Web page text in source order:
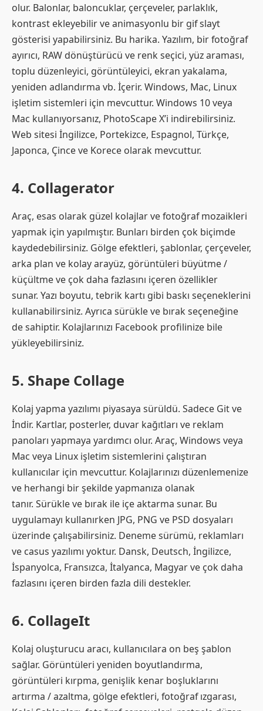
olur. Balonlar, baloncuklar, çerçeveler, parlaklık,
kontrast ekleyebilir ve animasyonlu bir gif slayt
gösterisi yapabilirsiniz. Bu harika. Yazılım, bir fotoğraf
ayırıcı, RAW dönüştürücü ve renk seçici, yüz araması,
toplu düzenleyici, görüntüleyici, ekran yakalama,
yeniden adlandırma vb. İçerir. Windows, Mac, Linux
işletim sistemleri için mevcuttur. Windows 10 veya
Mac kullanıyorsanız, PhotoScape X’i indirebilirsiniz.
Web sitesi İngilizce, Portekizce, Espagnol, Türkçe,
Japonca, Çince ve Korece olarak mevcuttur.
4. Collagerator
Araç, esas olarak güzel kolajlar ve fotoğraf mozaikleri
yapmak için yapılmıştır. Bunları birden çok biçimde
kaydedebilirsiniz. Gölge efektleri, şablonlar, çerçeveler,
arka plan ve kolay arayüz, görüntüleri büyütme /
küçültme ve çok daha fazlasını içeren özellikler
sunar. Yazı boyutu, tebrik kartı gibi baskı seçeneklerini
kullanabilirsiniz. Ayrıca sürükle ve bırak seçeneğine
de sahiptir. Kolajlarınızı Facebook profilinize bile
yükleyebilirsiniz.
5. Shape Collage
Kolaj yapma yazılımı piyasaya sürüldü. Sadece Git ve
İndir. Kartlar, posterler, duvar kağıtları ve reklam
panoları yapmaya yardımcı olur. Araç, Windows veya
Mac veya Linux işletim sistemlerini çalıştıran
kullanıcılar için mevcuttur. Kolajlarınızı düzenlemenize
ve herhangi bir şekilde yapmanıza olanak
tanır. Sürükle ve bırak ile içe aktarma sunar. Bu
uygulamayı kullanırken JPG, PNG ve PSD dosyaları
üzerinde çalışabilirsiniz. Deneme sürümü, reklamları
ve casus yazılımı yoktur. Dansk, Deutsch, İngilizce,
İspanyolca, Fransızca, İtalyanca, Magyar ve çok daha
fazlasını içeren birden fazla dili destekler.
6. CollageIt
Kolaj oluşturucu aracı, kullanıcılara on beş şablon
sağlar. Görüntüleri yeniden boyutlandırma,
görüntüleri kırpma, genişlik kenar boşluklarını
artırma / azaltma, gölge efektleri, fotoğraf ızgarası,